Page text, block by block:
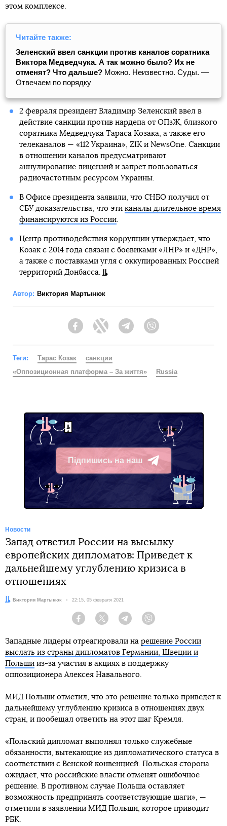
этом комплексе.
Читайте также:
Зеленский ввел санкции против каналов соратника
Виктора Медведчука. А так можно было? Их не
отменят? Что дальше? Можно. Неизвестно. Суды. —
Отвечаем по порядку
2 февраля президент Владимир Зеленский ввел в
действие санкции против нардепа от ОПзЖ, близкого
соратника Медведчука Тараса Козака, а также его
телеканалов — «112 Украина», ZIK и NewsOne. Санкции
в отношении каналов предусматривают
аннулирование лицензий и запрет пользоваться
радиочастотным ресурсом Украины.
В Офисе президента заявили, что СНБО получил от
СБУ доказательства, что эти каналы длительное время
финансируются из России.
Центр противодействия коррупции утверждает, что
Козак с 2014 года связан с боевиками «ЛНР» и «ДНР»,
а также с поставками угля с оккупированных Россией
территорий Донбасса.
Автор: Виктория Мартынюк
FacebookTwitter Telegram
Теги: Тарас Козак
санкции
«Оппозиционная платформа – За життя»
Russia
Підпишись на наш
Telegram
Новости
Запад ответил России на высылку
европейских дипломатов: Приведет к
дальнейшему углублению кризиса в
отношениях
Автор:Виктория Мартынюк Дата:
22:15, 05 февраля 2021
Facebook Twitter Telegram
Западные лидеры отреагировали на решение России
выслать из страны дипломатов Германии, Швеции и
Польши из-за участия в акциях в поддержку
оппозиционера Алексея Навального.
МИД Польши отметил, что это решение только приведет к
дальнейшему углублению кризиса в отношениях двух
стран, и пообещал ответить на этот шаг Кремля.
«Польский дипломат выполнял только служебные
обязанности, вытекающие из дипломатического статуса в
соответствии с Венской конвенцией. Польская сторона
ожидает, что российские власти отменят ошибочное
решение. В противном случае Польша оставляет
возможность предпринять соответствующие шаги», —
отметили в заявлении МИД Польши, которое приводит
РБК.